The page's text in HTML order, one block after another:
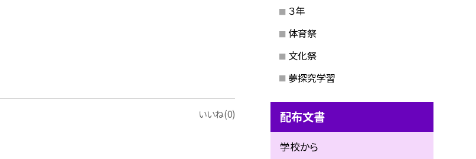
いいね(0)
３年
体育祭
文化祭
夢探究学習
配布文書
学校から